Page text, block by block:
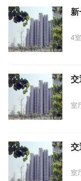
新
4
交
室
交
室